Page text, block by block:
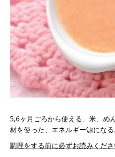
5,6ヶ月ごろから使える、米、め
材を使った、エネルギー源にな
調理をする前に必ずお読みくだ